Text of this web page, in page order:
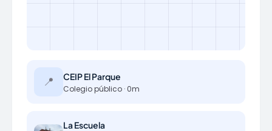
📍 CEIP El Parque
Colegio público · 0m
La Escuela